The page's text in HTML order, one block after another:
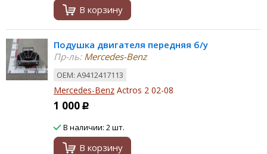
В корзину
Подушка двигателя передняя б/у
Пр-ль:Mercedes-Benz
ОЕМ: A9412417113
Mercedes-Benz Actros 2 02-08
1 000 Р
В наличии: 2 шт.
В корзину